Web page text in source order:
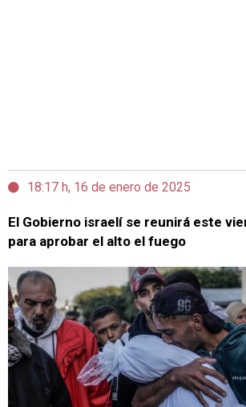
18:17 h, 16 de enero de 2025
El Gobierno israelí se reunirá este
para aprobar el alto el fuego